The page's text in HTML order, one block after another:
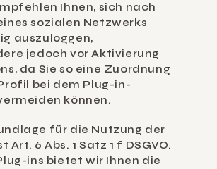
Ihnen, sich nach
sozialen Netzwerks
auszuloggen,
jedoch vor Aktivierung
da Sie so eine Zuordnung
bei dem Plug-in-
können.
für die Nutzung der
Art. 6 Abs. 1 Satz 1 f DSGVO.
ins bietet wir Ihnen die